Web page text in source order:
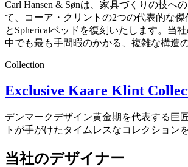
Carl Hansen & Sønは、家具づくりの技へ
て、コーア・クリントの2つの代表的な傑
とSphericalベッドを復刻いたします。当
中でも最も手間暇のかかる、複雑な構造
Collection
Exclusive Kaare Klint
デンマークデザイン黄金期を代表する巨
トが手がけたタイムレスなコレクション
当社のデザイナー